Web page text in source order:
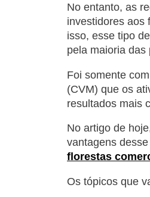
No entanto, as
investidores aos
isso, esse tipo
pela maioria das
Foi somente
(CVM) que os
resultados mais
No artigo de
vantagens
florestas
Os tópicos que